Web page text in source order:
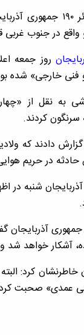
یک هواپیمای
قزاقستان سقوط کرد و
روز جمعه
فنی خارجی» شده
به نقل از
کردند.
دادند که
حادثه در حریم
شنبه در
جمهوری
آشکار خواهد
خاطرنشان کرد:
عمدی» صحبت